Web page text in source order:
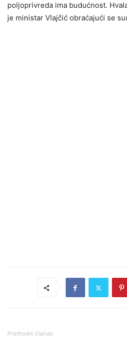
poljoprivreda ima budućnost.
je ministar Vlajčić obraćajući se
Prethodni članak